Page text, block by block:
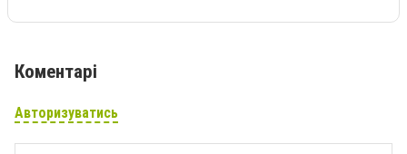
Коментарі
Авторизуватись